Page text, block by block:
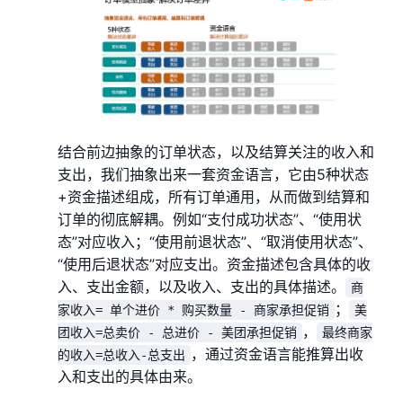
结合前边抽象的订单状态，以及结算关注的收入和
支出，我们抽象出来一套资金语言，它由5种状态
+资金描述组成，所有订单通用，从而做到结算和
订单的彻底解耦。例如“支付成功状态”、“使用状
态”对应收入；“使用前退状态”、“取消使用状态”、
“使用后退状态”对应支出。资金描述包含具体的收
入、支出金额，以及收入、支出的具体描述。
商
家收入= 单个进价 * 购买数量 - 商家承担促销 ；
美
团收入=总卖价 - 总进价 - 美团承担促销 ，
最终商家
的收入=总收入-总支出 ，通过资金语言能推算出收
入和支出的具体由来。